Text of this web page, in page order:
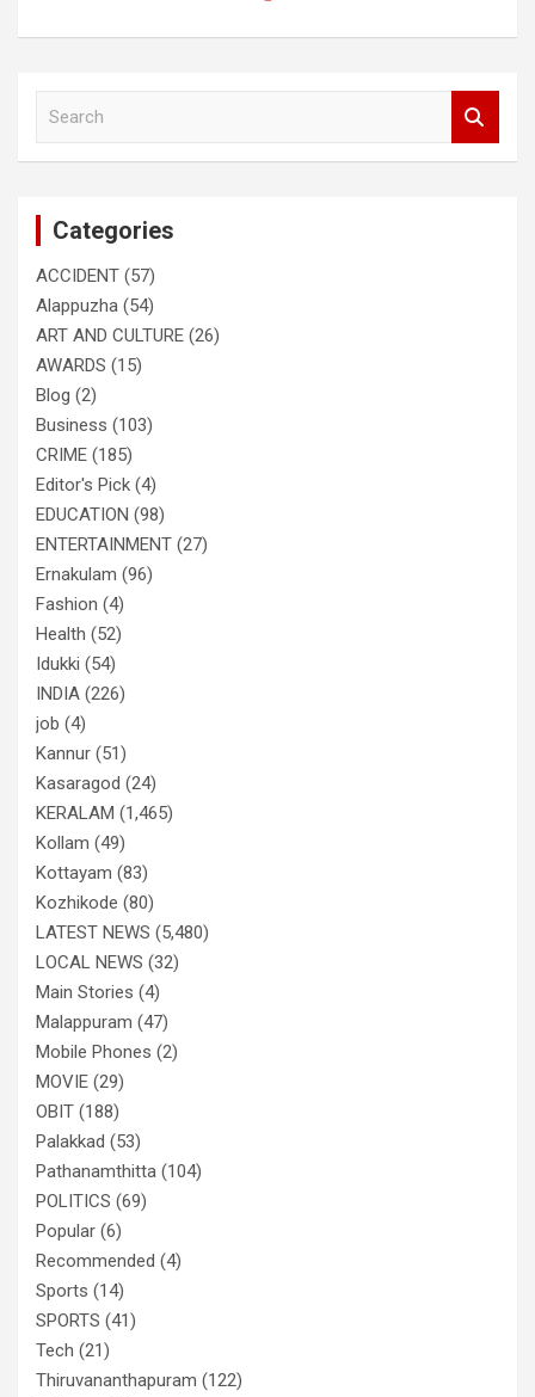
Categories
ACCIDENT (57)
Alappuzha (54)
ART AND CULTURE (26)
AWARDS (15)
Blog (2)
Business (103)
CRIME (185)
Editor's Pick (4)
EDUCATION (98)
ENTERTAINMENT (27)
Ernakulam (96)
Fashion (4)
Health (52)
Idukki (54)
INDIA (226)
job (4)
Kannur (51)
Kasaragod (24)
KERALAM (1,465)
Kollam (49)
Kottayam (83)
Kozhikode (80)
LATEST NEWS (5,480)
LOCAL NEWS (32)
Main Stories (4)
Malappuram (47)
Mobile Phones (2)
MOVIE (29)
OBIT (188)
Palakkad (53)
Pathanamthitta (104)
POLITICS (69)
Popular (6)
Recommended (4)
Sports (14)
SPORTS (41)
Tech (21)
Thiruvananthapuram (122)